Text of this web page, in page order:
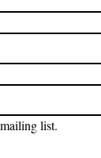
list.